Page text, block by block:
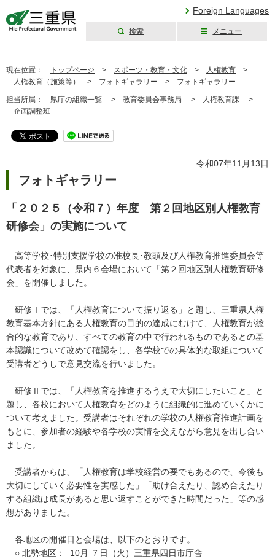
Foreign Languages
検索 メニュー
現在位置： トップページ > スポーツ・教育・文化 > 人権教育 >
人権教育（施策等）
> フォトギャラリー > フォトギャラリー
担当所属： 県庁の組織一覧 > 教育委員会事務局 > 人権教育課 >
企画調整班
令和07年11月13日
フォトギャラリー
「２０２５（令和７）年度 第２回地区別 人権教育
研修会」の実施について
高等学校･特別支援学校の准校長･教頭及び人権教育推進委員会等
代表者を対象に、県内６会場において「第２回地区別人権教育研修
会」を開催しました。
研修Ⅰでは、「人権教育について振り返る」と題し、三重県人権
教育基本方針にある人権教育の目的の達成にむけて、人権教育が総
合的な教育であり、すべての教育の中で行われるものであるとの基
本認識について改めて確認をし、各学校での具体的な取組について
受講者どうしで意見交流を行いました。
研修Ⅱでは、「人権教育を推進するうえで大切にしたいこと」と
題し、各校において人権教育をどのように組織的に進めていくかに
ついて考えました。受講者はそれぞれの学校の人権教育推進計画を
もとに、参加者の経験や各学校の実情を交えながら意見を出し合い
ました。
受講者からは、「人権教育は学校経営の要でもあるので、今後も
大切にしていく必要性を実感した」「助け合えたり、認め合えたり
する組織は成長があると思い返すことができた時間だった」等の感
想がありました。
各地区の開催日と会場は、以下のとおりです。
○ 北勢地区： 10月 ７日（火）三重県四日市庁舎